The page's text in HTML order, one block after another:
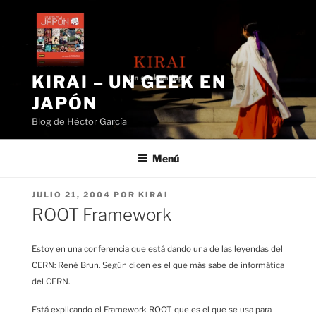
contenido
KIRAI – UN GEEK EN
JAPÓN
Blog de Héctor García
Menú
PUBLICADO
EL
JULIO 21, 2004 POR KIRAI
ROOT Framework
Estoy en una conferencia que está dando una de las leyendas del
CERN: René Brun. Según dicen es el que más sabe de informática
del CERN.
Está explicando el Framework ROOT que es el que se usa para